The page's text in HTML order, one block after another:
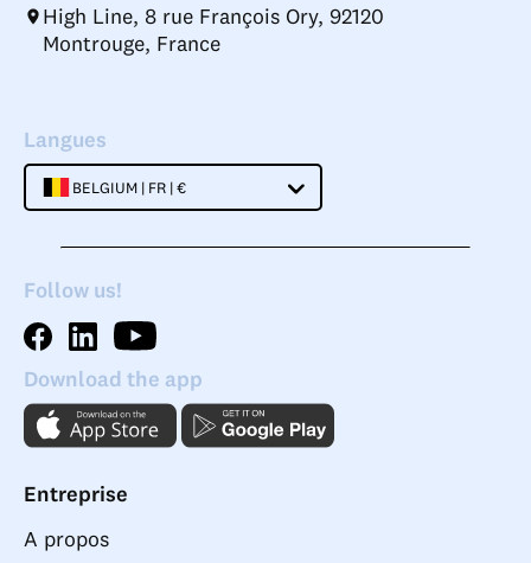
High Line, 8 rue François Ory, 92120
Montrouge, France
Langues
BELGIUM | FR | €
Follow us!
Download the app
Entreprise
A propos